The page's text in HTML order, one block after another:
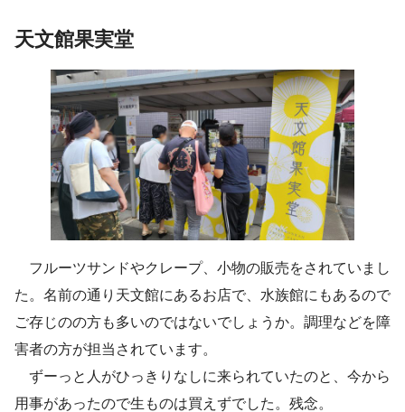
天文館果実堂
フルーツサンドやクレープ、小物の販売をされていまし
た。名前の通り天文館にあるお店で、水族館にもあるので
ご存じのの方も多いのではないでしょうか。調理などを障
害者の方が担当されています。
ずーっと人がひっきりなしに来られていたのと、今から
用事があったので生ものは買えずでした。残念。